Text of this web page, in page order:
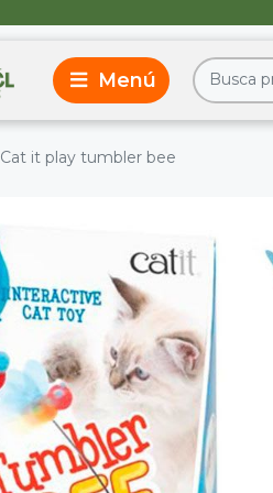
Cat it play tumbler bee